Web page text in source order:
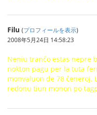
Filu (プロフィールを表示)
2008年5月24日 14:58:23
Neniu tranĉo estas nepre
nokton pagu per la tuta
monvaluon de 78 ĉeneroj.
redonu tiun monon po